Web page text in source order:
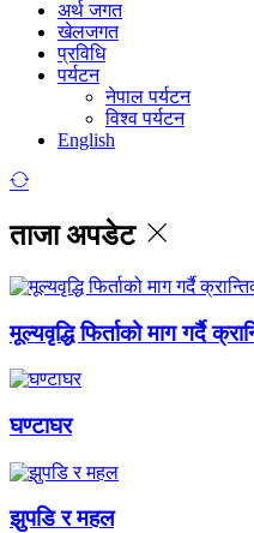
अर्थ जगत
खेलजगत
प्रविधि
पर्यटन
नेपाल पर्यटन
विश्व पर्यटन
English
ताजा अपडेट
मूल्यवृद्धि फिर्ताको माग गर्दै
घण्टाघर
झुपडि र महल